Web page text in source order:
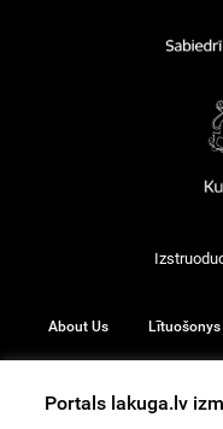
About Us
Portals lakuga.lv